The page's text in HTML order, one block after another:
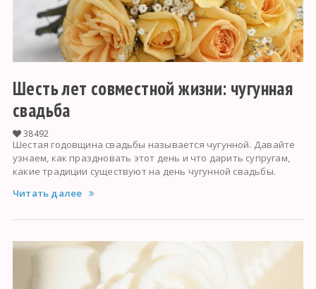
Шесть лет совместной жизни: чугунная
свадьба
38492
Шестая годовщина свадьбы называется чугунной. Давайте
узнаем, как праздновать этот день и что дарить супругам,
какие традиции существуют на день чугунной свадьбы.
Читать далее